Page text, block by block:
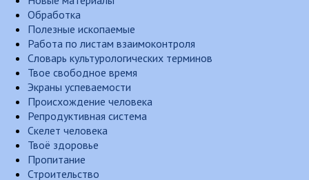
Обработка
Полезные ископаемые
Работа по листам взаимоконтроля
Словарь культурологических терминов
Твое свободное время
Экраны успеваемости
Происхождение человека
Репродуктивная система
Скелет человека
Твоё здоровье
Пропитание
Строительство